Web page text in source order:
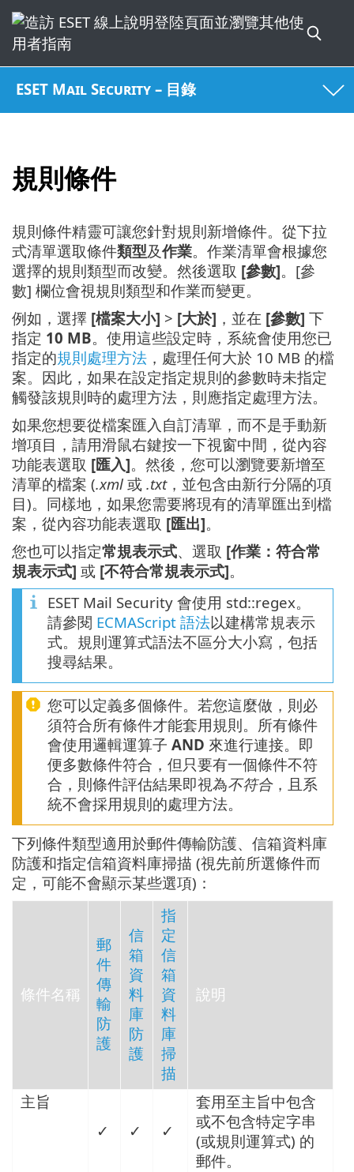
ESET Mail Security – 目錄
規則條件
規則條件精靈可讓您針對規則新增條件。從下拉
式清單選取條件類型及作業。作業清單會根據您
選擇的規則類型而改變。然後選取 [參數]。[參
數] 欄位會視規則類型和作業而變更。
例如，選擇 [檔案大小] > [大於] ，並在 [參數] 下
指定 10 MB。使用這些設定時，系統會使用您已
指定的規則處理方法 ，處理任何大於 10 MB 的檔
案。因此，如果在設定指定規則的參數時未指定
觸發該規則時的處理方法，則應指定處理方法。
如果您想要從檔案匯入自訂清單，而不是手動新
增項目，請用滑鼠右鍵按一下視窗中間，從內容
功能表選取 [匯入]。然後，您可以瀏覽要新增至
清單的檔案 (.xml 或 .txt，並包含由新行分隔的項
目)。同樣地，如果您需要將現有的清單匯出到檔
案，從內容功能表選取 [匯出]。
您也可以指定常規表示式、選取 [作業：符合常
規表示式] 或 [不符合常規表示式]。
ESET Mail Security 會使用 std::regex。
請參閱 ECMAScript 語法以建構常規表示
式。規則運算式語法不區分大小寫，包括
搜尋結果。
您可以定義多個條件。若您這麼做，則必
須符合所有條件才能套用規則。所有條件
會使用邏輯運算子 AND 來進行連接。即
便多數條件符合，但只要有一個條件不符
合，則條件評估結果即視為不符合，且系
統不會採用規則的處理方法。
下列條件類型適用於郵件傳輸防護、信箱資料庫
防護和指定信箱資料庫掃描 (視先前所選條件而
定，可能不會顯示某些選項)：
條件名稱
郵
件
傳
輸
防
護
信
箱
資
料
庫
防
護
指
定
信
箱
資
料
庫
掃
描
說明
主旨
✓
✓ ✓
套用至主旨中包含
或不包含特定字串
(或規則運算式) 的
郵件。